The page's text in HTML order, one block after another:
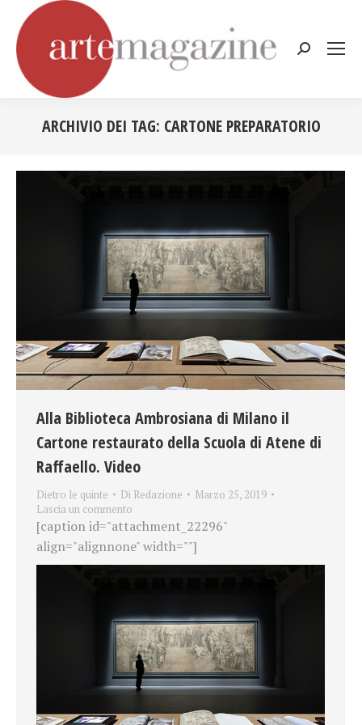
Cerca:
ARCHIVIO DEI TAG: CARTONE PREPARATORIO
Alla Biblioteca Ambrosiana di Milano il
Cartone restaurato della Scuola di Atene di
Raffaello. Video
Dietro le quinte Di Redazione
Marzo 25, 2019
Lascia un commento
[caption id="attachment_22296"
align="alignnone" width=""]